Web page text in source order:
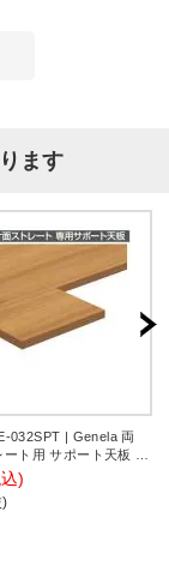
ます
032SPT | Genela 両
ト用 サポート天板 フ
ク オフィスデスク 幅
さ25mm プラス
)
)